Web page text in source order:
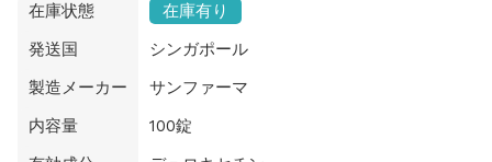
在庫状態
在庫有り
発送国
シンガポール
製造メーカー
サンファーマ
内容量
100錠